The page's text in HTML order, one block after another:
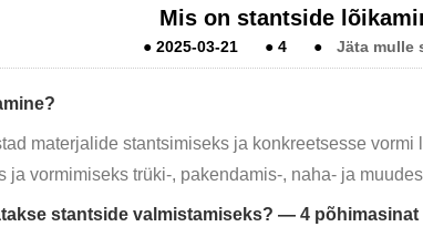
Mis on stantside
● 2025-03-21 ● 4 ● Jäta mulle
materjalide stantsimiseks ja konkreetsesse
ja vormimiseks trüki-, pakendamis-, naha- ja
stantside valmistamiseks? — 4